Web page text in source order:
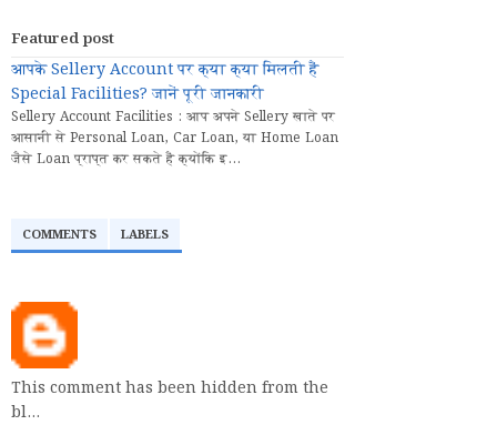
Featured post
आपके Sellery Account पर क्या क्या मिलती हैं
Special Facilities? जानें पूरी जानकारी
Sellery Account Facilities : आप अपने Sellery खाते पर
आसानी से Personal Loan, Car Loan, या Home Loan
जैसे Loan प्राप्त कर सकते हैं क्योंकि इ...
COMMENTS LABELS
This comment has been hidden from the
bl…